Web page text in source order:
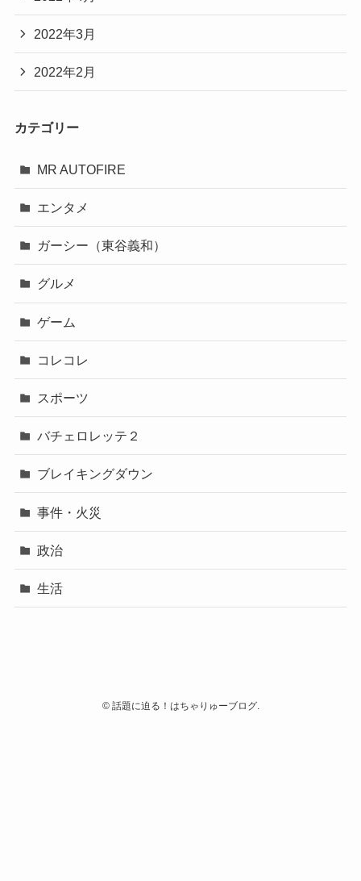
2022年3月
2022年2月
カテゴリー
MR AUTOFIRE
エンタメ
ガーシー（東谷義和）
グルメ
ゲーム
コレコレ
スポーツ
バチェロレッテ２
ブレイキングダウン
事件・火災
政治
生活
©話題に迫る！はちゃりゅーブログ.